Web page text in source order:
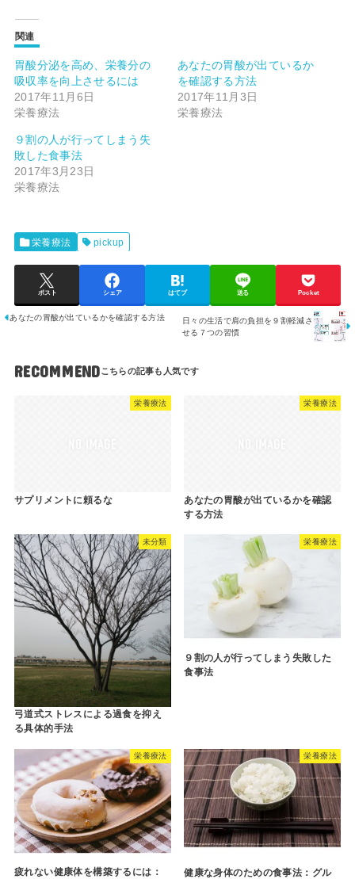
関連
胃酸分泌を高め、栄養分の
吸収率を向上させるには
2017年11月6日
栄養療法
あなたの胃酸が出ているか
を確認する方法
2017年11月3日
栄養療法
９割の人が行ってしまう失
敗した食事法
2017年3月23日
栄養療法
栄養療法 pickup
ポスト シェア はてブ 送る Pocket
あなたの胃酸が出ているかを確認する方法
日々の生活で肩の負担を９割軽減さ
せる７つの習慣
RECOMMEND
栄養療法
サプリメントに頼るな
栄養療法
あなたの胃酸が出ているかを確認
する方法
未分類
弓道式ストレスによる過食を抑え
る具体的手法
栄養療法
９割の人が行ってしまう失敗した
食事法
栄養療法
疲れない健康体を構築するには：
栄養療法
健康な身体のための食事法：グル